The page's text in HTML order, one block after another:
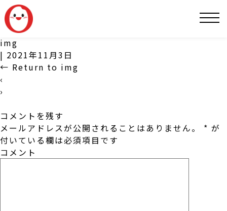
img
| 2021年11月3日
← Return to img
‹
›
コメントを残す
メールアドレスが公開されることはありません。
* が
付いている欄は必須項目です
コメント